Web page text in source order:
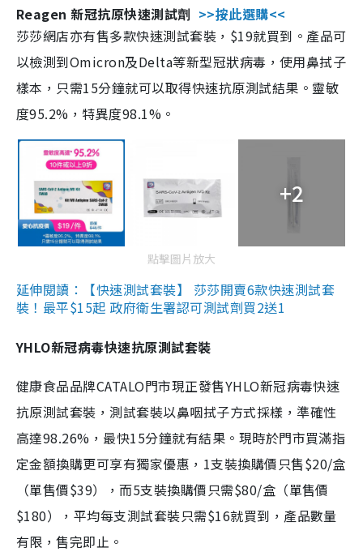
Reagen 新冠抗原快速測試劑 >>按此選購<<
莎莎網店亦有售多款快速測試套裝，$19就買到。產品可
以檢測到Omicron及Delta等新型冠狀病毒，使用鼻拭子
樣本，只需15分鐘就可以取得快速抗原測試結果。靈敏
度95.2%，特異度98.1%。
+2
點擊圖片放大
延伸閱讀：【快速測試套裝】 莎莎開賣6款快速測試套
裝！最平$15起 政府衛生署認可測試劑買2送1
YHLO新冠病毒快速抗原測試套裝
健康食品品牌CATALO門市現正發售YHLO新冠病毒快速
抗原測試套裝，測試套裝以鼻咽拭子方式採樣，準確性
高達98.26%，最快15分鐘就有結果。現時於門市買滿指
定金額換購更可享有獨家優惠，1支裝換購價只售$20/盒
（單售價$39），而5支裝換購價只需$80/盒（單售價
$180），平均每支測試套裝只需$16就買到，產品數量
有限，售完即止。